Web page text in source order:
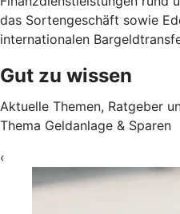
das Sortengeschäft sowie
internationalen
Gut zu wissen
Aktuelle Themen, Ratgeber
Thema Geldanlage & Sparen
‹